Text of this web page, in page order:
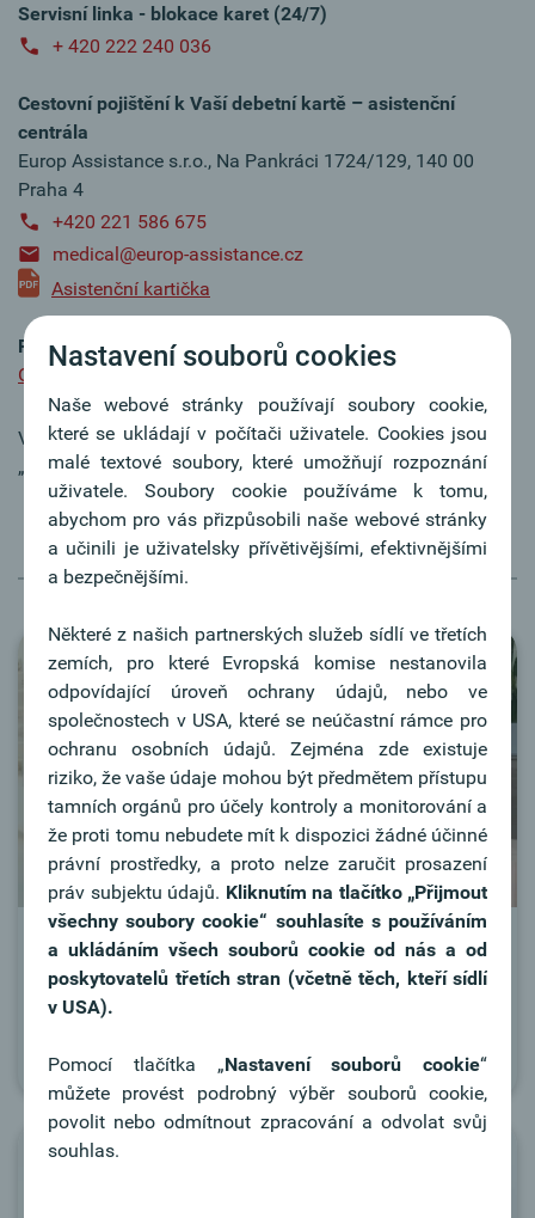
Servisní linka - blokace karet (24/7)
+ 420 222 240 036
Cestovní pojištění k Vaší debetní kartě – asistenční
centrála
Europ Assistance s.r.o., Na Pankráci 1724/129, 140 00
Praha 4
+420 221 586 675
medical@europ-assistance.cz
Asistenční kartička
Pojištění zneužití Vaší debetní karty
Oznámení pojistné události – zneužití PK (online hlášení)
Volte ikonu „Ostatní méně obvyklé případy“ a dále
„Pojištění u vaší banky“
Kontakt s bankou
Informace o bance a spojení.
Více informací
Nastavení souborů cookies
Naše webové stránky používají soubory cookie,
které se ukládají v počítači uživatele. Cookies jsou
malé textové soubory, které umožňují rozpoznání
uživatele. Soubory cookie používáme k tomu,
abychom pro vás přizpůsobili naše webové stránky
a učinili je uživatelsky přívětivějšími, efektivnějšími
a bezpečnějšími.
Některé z našich partnerských služeb sídlí ve třetích
zemích, pro které Evropská komise nestanovila
odpovídající úroveň ochrany údajů, nebo ve
společnostech v USA, které se neúčastní rámce pro
ochranu osobních údajů. Zejména zde existuje
riziko, že vaše údaje mohou být předmětem přístupu
tamních orgánů pro účely kontroly a monitorování a
že proti tomu nebudete mít k dispozici žádné účinné
právní prostředky, a proto nelze zaručit prosazení
práv subjektu údajů. Kliknutím na tlačítko „Přijmout
všechny soubory cookie“ souhlasíte s používáním
a ukládáním všech souborů cookie od nás a od
poskytovatelů třetích stran (včetně těch, kteří sídlí
v USA).
Pomocí tlačítka „Nastavení souborů cookie“
můžete provést podrobný výběr souborů cookie,
povolit nebo odmítnout zpracování a odvolat svůj
souhlas.